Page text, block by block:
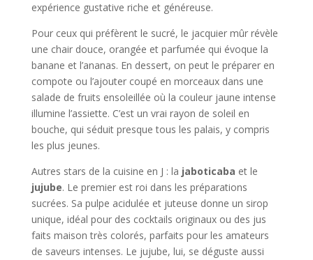
expérience gustative riche et généreuse.
Pour ceux qui préfèrent le sucré, le jacquier mûr révèle
une chair douce, orangée et parfumée qui évoque la
banane et l’ananas. En dessert, on peut le préparer en
compote ou l’ajouter coupé en morceaux dans une
salade de fruits ensoleillée où la couleur jaune intense
illumine l’assiette. C’est un vrai rayon de soleil en
bouche, qui séduit presque tous les palais, y compris
les plus jeunes.
Autres stars de la cuisine en J : la jaboticaba et le
jujube. Le premier est roi dans les préparations
sucrées. Sa pulpe acidulée et juteuse donne un sirop
unique, idéal pour des cocktails originaux ou des jus
faits maison très colorés, parfaits pour les amateurs
de saveurs intenses. Le jujube, lui, se déguste aussi